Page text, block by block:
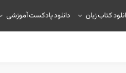
کتاب زبان دانلود پادکست آموزشی